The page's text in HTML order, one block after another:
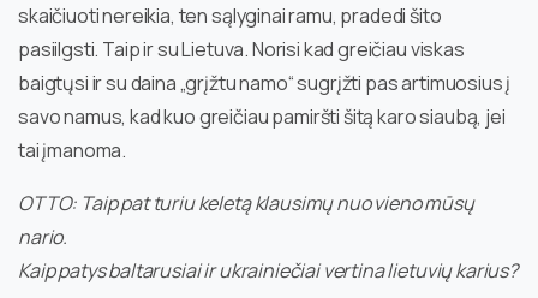
skaičiuoti nereikia, ten sąlyginai ramu, pradedi šito
pasiilgsti. Taip ir su Lietuva. Norisi kad greičiau viskas
baigtųsi ir su daina „grįžtu namo“ sugrįžti pas artimuosius į
savo namus, kad kuo greičiau pamiršti šitą karo siaubą, jei
tai įmanoma.
OTTO: Taip pat turiu keletą klausimų nuo vieno mūsų
nario.
Kaip patys baltarusiai ir ukrainiečiai vertina lietuvių karius?